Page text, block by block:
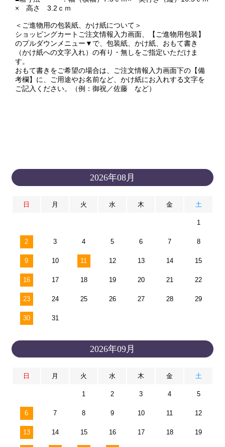
× 高さ 3.2ｃｍ
＜ご進物用の包装紙、かけ紙について＞
ショッピングカートご注文情報入力画面、【ご進物用包装】
のプルダウンメニュー▼で、包装紙、かけ紙、おもて書き
（かけ紙への文字入れ）の有り・無しをご指定いただけま
す。
おもて書きをご希望の場合は、ご注文情報入力画面下の【備
考欄】に、ご用途やお名前など、かけ紙にお入れする文字を
ご記入ください。（例：御祝／佐藤 など）
2026年08月
日 月 火 水 木 金 土
1
2 3 4 5 6 7 8
9 10 11 12 13 14 15
16 17 18 19 20 21 22
23 24 25 26 27 28 29
30 31
2026年09月
日 月 火 水 木 金 土
1 2 3 4 5
6 7 8 9 10 11 12
13 14 15 16 17 18 19